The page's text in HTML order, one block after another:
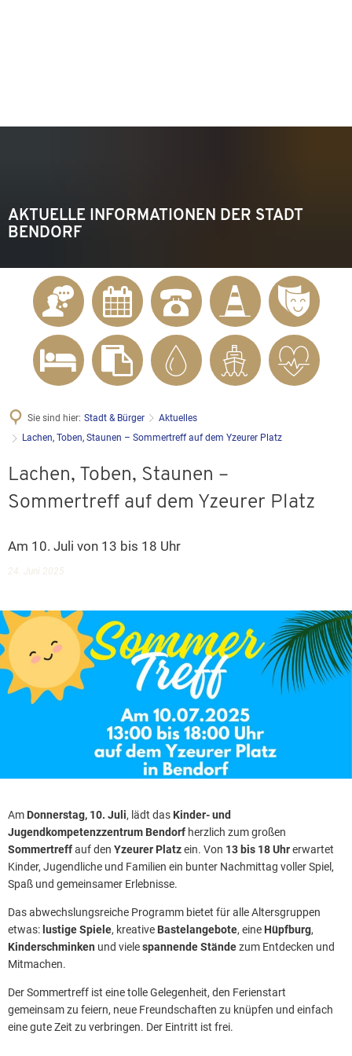
AKTUELLE INFORMATIONEN DER STADT
BENDORF
Sie sind hier: Stadt & Bürger
Aktuelles
Lachen, Toben, Staunen – Sommertreff auf dem Yzeurer Platz
Lachen, Toben, Staunen –
Sommertreff auf dem Yzeurer Platz
Am 10. Juli von 13 bis 18 Uhr
24. Juni 2025
Am Donnerstag, 10. Juli, lädt das Kinder- und
Jugendkompetenzzentrum Bendorf herzlich zum großen
Sommertreffauf den Yzeurer Platzein. Von 13 bis 18 Uhrerwartet
Kinder, Jugendliche und Familien ein bunter Nachmittag voller Spiel,
Spaß und gemeinsamer Erlebnisse.
Das abwechslungsreiche Programm bietet für alle Altersgruppen
etwas:lustige Spiele, kreative Bastelangebote, eine Hüpfburg,
Kinderschminken und vielespannende Ständezum Entdecken und
Mitmachen.
Der Sommertreff ist eine tolle Gelegenheit, den Ferienstart
gemeinsam zu feiern, neue Freundschaften zu knüpfen und einfach
eine gute Zeit zu verbringen. Der Eintritt ist frei.